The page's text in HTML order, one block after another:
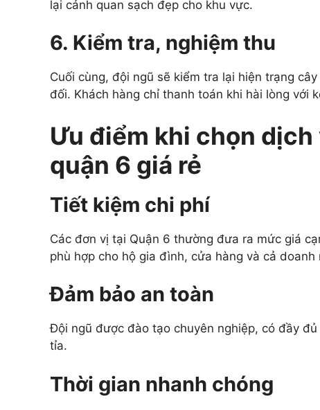
lại cảnh quan sạch đẹp cho khu vực.
6. Kiểm tra, nghiệm thu
Cuối cùng, đội ngũ sẽ kiểm tra lại hiện trạng
đối. Khách hàng chỉ thanh toán khi hài lòng với
Ưu điểm khi chọn
quận 6 giá rẻ
Tiết kiệm chi phí
Các đơn vị tại Quận 6 thường đưa ra mức giá
phù hợp cho hộ gia đình, cửa hàng và cả doanh
Đảm bảo an toàn
Đội ngũ được đào tạo chuyên nghiệp, có đầy
tỉa.
Thời gian nhanh chóng